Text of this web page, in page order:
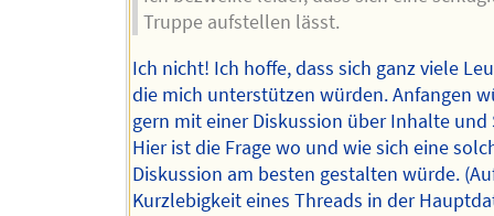
Truppe aufstellen lässt.
Ich nicht! Ich hoffe, dass sich ganz viele
die mich unterstützen würden. Anfangen
gern mit einer Diskussion über Inhalte und
Hier ist die Frage wo und wie sich eine
Diskussion am besten gestalten würde.
Kurzlebigkeit eines Threads in der